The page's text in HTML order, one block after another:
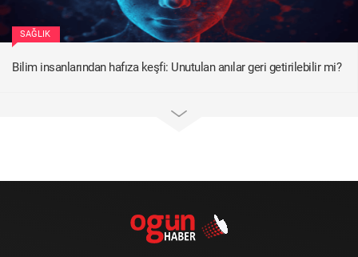
SAĞLIK
Bilim insanlarından hafıza keşfi: Unutulan anılar geri getirilebilir mi?